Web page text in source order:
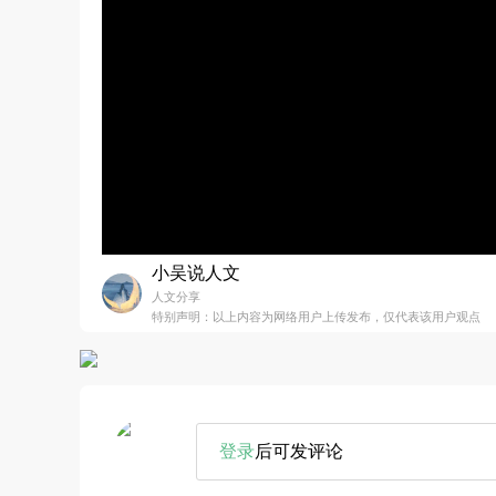
小吴说人文
人文分享
特别声明：以上内容为网络用户上传发布，仅代表该用户观点
登录后可发评论